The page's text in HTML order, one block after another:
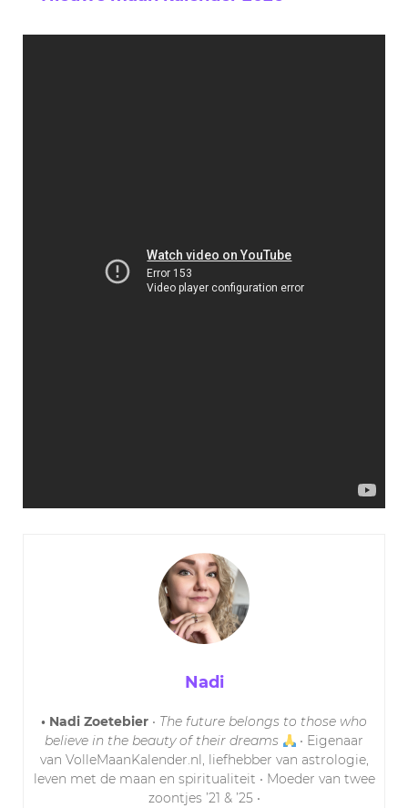
Nadi
• Nadi Zoetebier • The future belongs to those who
believe in the beauty of their dreams
• Eigenaar
van VolleMaanKalender.nl, liefhebber van astrologie,
leven met de maan en spiritualiteit • Moeder van twee
zoontjes ’21 & ’25 •